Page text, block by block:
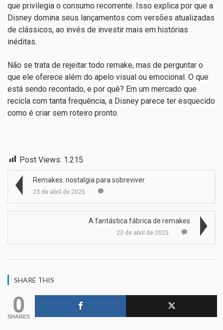
que privilegia o consumo recorrente. Isso explica por que a
Disney domina seus lançamentos com versões atualizadas
de clássicos, ao invés de investir mais em histórias
inéditas.
Não se trata de rejeitar todo remake, mas de perguntar o
que ele oferece além do apelo visual ou emocional. O que
está sendo recontado, e por quê? Em um mercado que
recicla com tanta frequência, a Disney parece ter esquecido
como é criar sem roteiro pronto.
Post Views: 1.215
Remakes: nostalgia para sobreviver
23 de abril de 2025
A fantástica fábrica de remakes
23 de abril de 2025
SHARE THIS
0
SHARES